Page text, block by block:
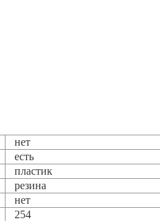
нет
есть
пластик
резина
нет
254